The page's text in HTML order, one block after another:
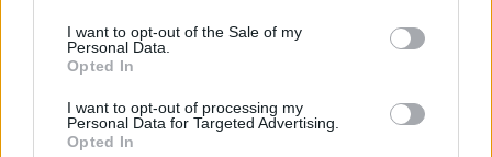
I want to opt-out of the Sale of my
Personal Data.
Opted In
I want to opt-out of processing my
Personal Data for Targeted Advertising.
Opted In